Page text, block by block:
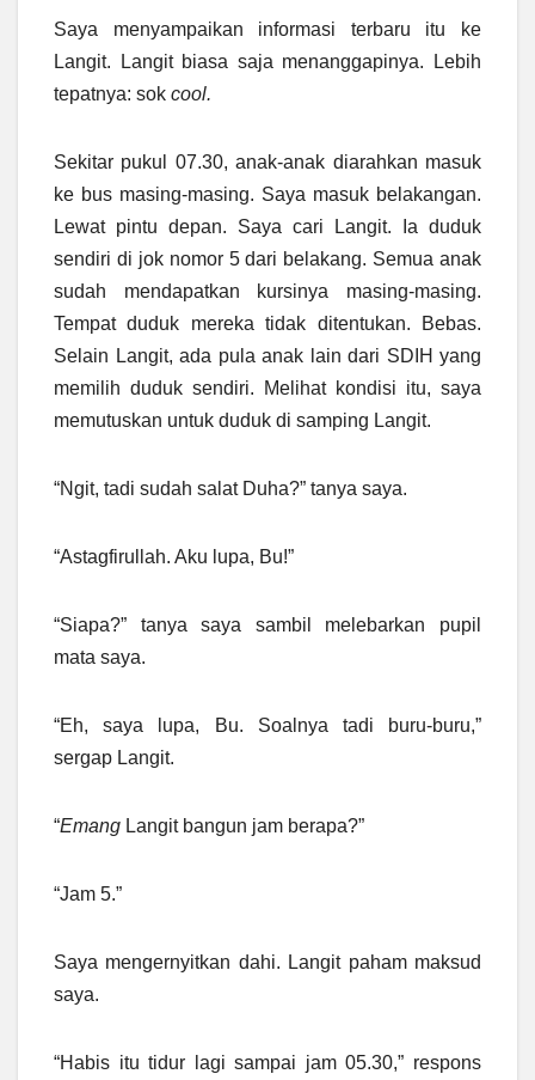
Saya menyampaikan informasi terbaru itu ke
Langit. Langit biasa saja menanggapinya. Lebih
tepatnya: sok cool.
Sekitar pukul 07.30, anak-anak diarahkan masuk
ke bus masing-masing. Saya masuk belakangan.
Lewat pintu depan. Saya cari Langit. Ia duduk
sendiri di jok nomor 5 dari belakang. Semua anak
sudah mendapatkan kursinya masing-masing.
Tempat duduk mereka tidak ditentukan. Bebas.
Selain Langit, ada pula anak lain dari SDIH yang
memilih duduk sendiri. Melihat kondisi itu, saya
memutuskan untuk duduk di samping Langit.
“Ngit, tadi sudah salat Duha?” tanya saya.
“Astagfirullah. Aku lupa, Bu!”
“Siapa?” tanya saya sambil melebarkan pupil
mata saya.
“Eh, saya lupa, Bu. Soalnya tadi buru-buru,”
sergap Langit.
“Emang Langit bangun jam berapa?”
“Jam 5.”
Saya mengernyitkan dahi. Langit paham maksud
saya.
“Habis itu tidur lagi sampai jam 05.30,” respons